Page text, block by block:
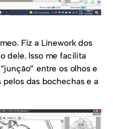
Fiz a Linework dos
dele. Isso me facilita
entre os olhos e
das bochechas e a